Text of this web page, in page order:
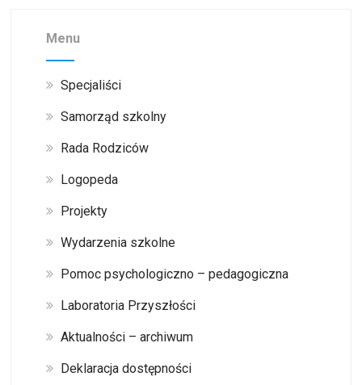
Menu
Specjaliści
Samorząd szkolny
Rada Rodziców
Logopeda
Projekty
Wydarzenia szkolne
Pomoc psychologiczno – pedagogiczna
Laboratoria Przyszłości
Aktualności – archiwum
Deklaracja dostępności